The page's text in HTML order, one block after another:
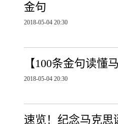
金句
2018-05-04 20:30
【100条金句读懂
2018-05-04 20:30
速览！纪念马克思